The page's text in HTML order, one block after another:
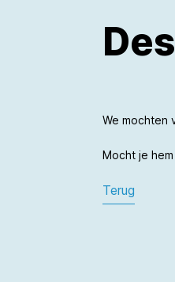
We mochten
Mocht je
Terug